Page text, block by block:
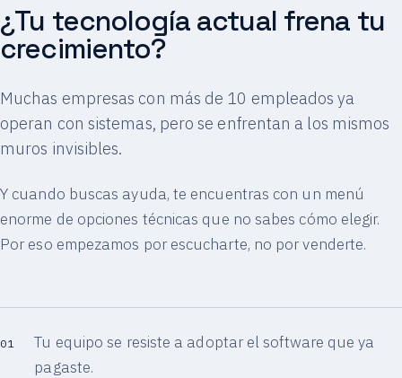
¿Tu tecnología actual frena tu
crecimiento?
Muchas empresas con más de 10 empleados ya
operan con sistemas, pero se enfrentan a los mismos
muros invisibles.
Y cuando buscas ayuda, te encuentras con un menú
enorme de opciones técnicas que no sabes cómo elegir.
Por eso empezamos por escucharte, no por venderte.
01
Tu equipo se resiste a adoptar el software que ya
pagaste.